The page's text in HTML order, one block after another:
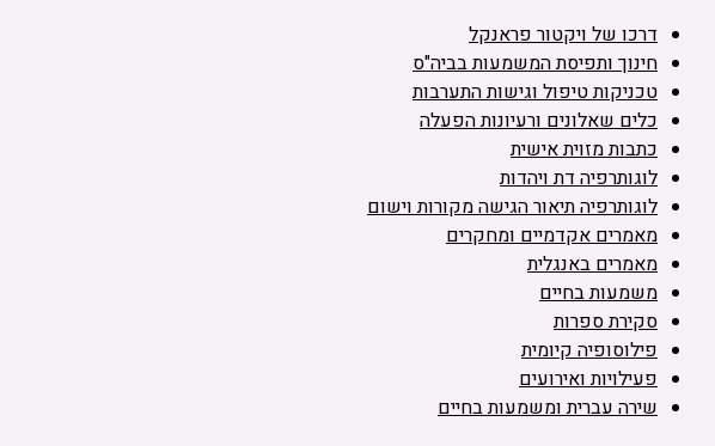
דרכו של ויקטור פראנקל
חינוך ותפיסת המשמעות בביה"ס
טכניקות טיפול וגישות התערבות
כלים שאלונים ורעיונות הפעלה
כתבות מזוית אישית
לוגותרפיה דת ויהדות
לוגותרפיה תיאור הגישה מקורות וישום
מאמרים אקדמיים ומחקרים
מאמרים באנגלית
משמעות בחיים
סקירת ספרות
פילוסופיה קיומית
פעילויות ואירועים
שירה עברית ומשמעות בחיים